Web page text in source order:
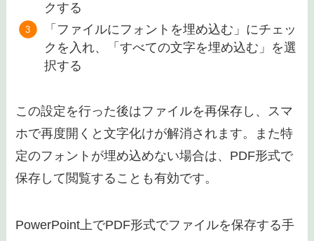
クする
「ファイルにフォントを埋め込む」にチェッ
クを入れ、「すべての文字を埋め込む」を選
択する
この設定を行った後はファイルを再保存し、スマ
ホで再度開くと文字化けが解消されます。また特
定のフォントが埋め込めない場合は、PDF形式で
保存して閲覧することも有効です。
PowerPoint上でPDF形式でファイルを保存する手